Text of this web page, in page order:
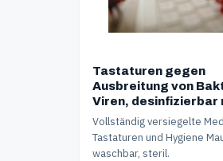
Tastaturen gegen
Ausbreitung von
Viren, desinfizierbar
Vollständig versiegelte
Tastaturen und Hygiene
waschbar, steril.